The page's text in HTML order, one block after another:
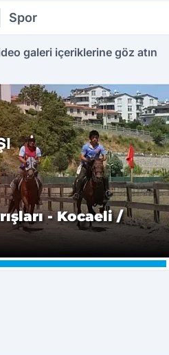
Spor
galeri içeriklerine göz atın
- Kocaeli /